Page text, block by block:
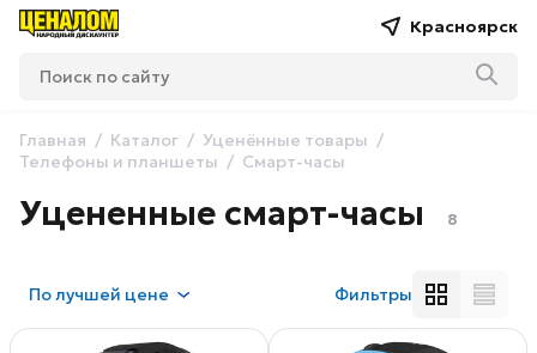
Красноярск
Главная Каталог
Уценённые товары
Телефоны и планшеты
Смарт-часы
Уцененные смарт-часы 8
Получшей цене Фильтры